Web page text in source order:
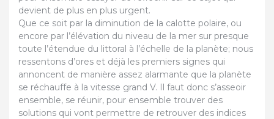
devient de plus en plus urgent.
Que ce soit par la diminution de la calotte polaire, ou
encore par l’élévation du niveau de la mer sur presque
toute l’étendue du littoral à l’échelle de la planète; nous
ressentons d’ores et déjà les premiers signes qui
annoncent de manière assez alarmante que la planète
se réchauffe à la vitesse grand V. Il faut donc s’asseoir
ensemble, se réunir, pour ensemble trouver des
solutions qui vont permettre de retrouver des indices